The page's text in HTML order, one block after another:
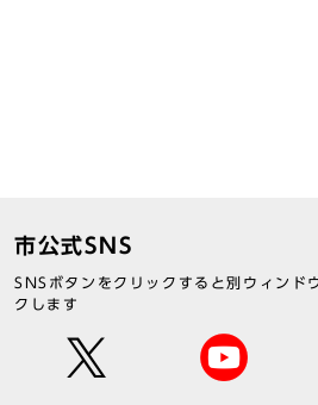
市公式SNS
SNSボタンをクリックすると別ウィンド
クします